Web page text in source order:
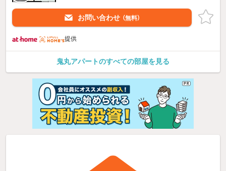
お問い合わせ （無料）
提供
鬼丸アパートのすべての部屋を見る